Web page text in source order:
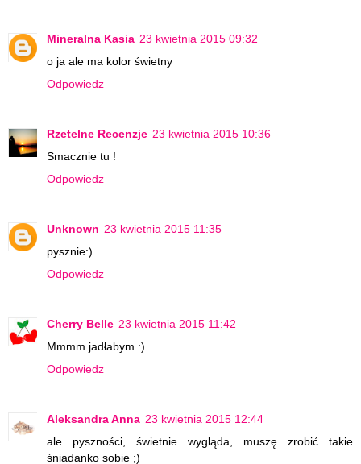
Mineralna Kasia 23 kwietnia 2015 09:32
o ja ale ma kolor świetny
Odpowiedz
Rzetelne Recenzje 23 kwietnia 2015 10:36
Smacznie tu !
Odpowiedz
Unknown 23 kwietnia 2015 11:35
pysznie:)
Odpowiedz
Cherry Belle 23 kwietnia 2015 11:42
Mmmm jadłabym :)
Odpowiedz
Aleksandra Anna 23 kwietnia 2015 12:44
ale pyszności, świetnie wygląda, muszę zrobić takie
śniadanko sobie ;)